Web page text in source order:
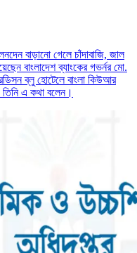
বাড়ানো গেলে চাঁদাবাজি, জাল
বাংলাদেশ ব্যাংকের গভর্নর মো.
ব্লু হোটেলে বাংলা কিউআর
তিনি এ কথা বলেন।